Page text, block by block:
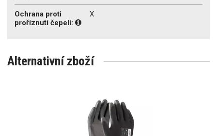
Ochrana proti
proříznutí čepelí:
X
Alternativní zboží